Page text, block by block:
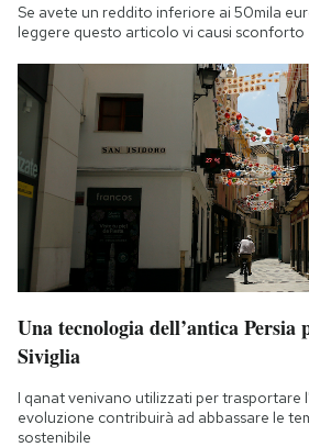
Se avete un reddito inferiore ai 50mila
leggere questo articolo vi causi sconforto
Una tecnologia dell’antica
Siviglia
I qanat venivano utilizzati per trasportare
evoluzione contribuirà ad abbassare le
sostenibile